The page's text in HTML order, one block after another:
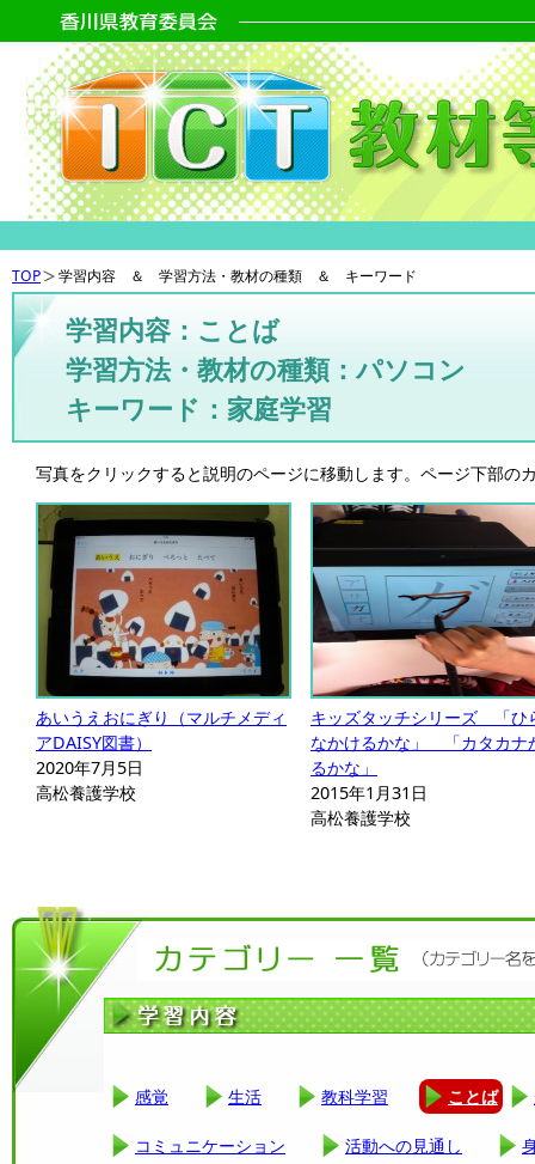
TOP 学習内容 ＆ 学習方法・教材の種類 ＆ キーワード
学習内容：ことば
学習方法・教材の種類：パソコン
キーワード：家庭学習
写真をクリックすると説明のページに移動します。ページ下部
あいうえおにぎり（マルチメディ
アDAISY図書）
2020年7月5日
高松養護学校
キッズタッチシリーズ 「ひ
なかけるかな」 「カタカナ
るかな」
2015年1月31日
高松養護学校
感覚 生活 教科学習 ことば
コミュニケーション 活動への見通し